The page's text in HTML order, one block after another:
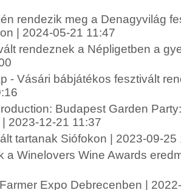
rendezik meg a Denagyvilág
| 2024-05-21 11:47
rendeznek a Népligetben a
- Vásári bábjátékos fesztivált
Budapest Garden
2023-12-21 11:37
tartanak Siófokon | 2023-09-25
a Winelovers Wine Awards
Expo Debrecenben |